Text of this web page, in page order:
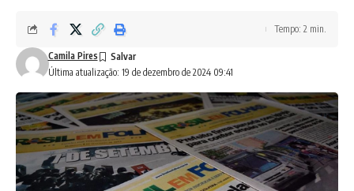
Última atualização: 19 de dezembro de 2024 09:41
Camila Pires
Tempo: 2 min.